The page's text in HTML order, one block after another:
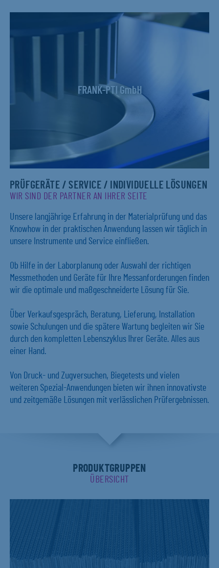
FRANK-PTI GmbH
PRÜFGERÄTE / SERVICE / INDIVIDUELLE LÖSUNGEN
WIR SIND DER PARTNER AN IHRER SEITE
Unsere langjährige Erfahrung in der Materialprüfung und das
Knowhow in der praktischen Anwendung lassen wir täglich in
unsere Instrumente und Service einfließen.
Ob Hilfe in der Laborplanung oder Auswahl der richtigen
Messmethoden und Geräte für Ihre Messanforderungen finden
wir die optimale und maßgeschneiderte Lösung für Sie.
Über Verkaufsgespräch, Beratung, Lieferung, Installation
sowie Schulungen und die spätere Wartung begleiten wir Sie
durch den kompletten Lebenszyklus Ihrer Geräte. Alles aus
einer Hand.
Von Druck- und Zugversuchen, Biegetests und vielen
weiteren Spezial-Anwendungen bieten wir ihnen innovativste
und zeitgemäße Lösungen mit verlässlichen Prüfergebnissen.
PRODUKTGRUPPEN
ÜBERSICHT